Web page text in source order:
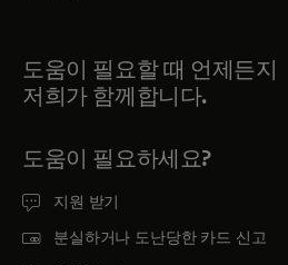
도움이 필요할 때 언제든지
저희가 함께합니다.
도움이 필요하세요?
지원 받기
분실하거나 도난당한 카드 신고